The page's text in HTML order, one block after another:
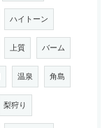
ハイトーン
上質 バーム
温泉 角島
梨狩り